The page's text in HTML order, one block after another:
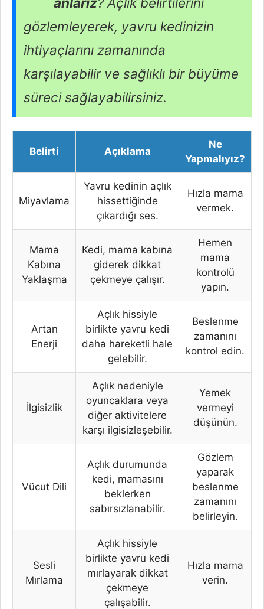
gözlemleyerek, yavru kedinizin
ihtiyaçlarını zamanında
karşılayabilir ve sağlıklı bir büyüme
süreci sağlayabilirsiniz.
Belirti Açıklama
Ne
Yapmalıyız?
Miyavlama
Yavru kedinin açlık
hissettiğinde
çıkardığı ses.
Hızla mama
vermek.
Mama
Kabına
Yaklaşma
Kedi, mama kabına
giderek dikkat
çekmeye çalışır.
Hemen
mama
kontrolü
yapın.
Artan
Enerji
Açlık hissiyle
birlikte yavru kedi
daha hareketli hale
gelebilir.
Beslenme
zamanını
kontrol edin.
İlgisizlik
Açlık nedeniyle
oyuncaklara veya
diğer aktivitelere
karşı ilgisizleşebilir.
Yemek
vermeyi
düşünün.
Vücut Dili
Açlık durumunda
kedi, mamasını
beklerken
sabırsızlanabilir.
Gözlem
yaparak
beslenme
zamanını
belirleyin.
Sesli
Mırlama
Açlık hissiyle
birlikte yavru kedi
mırlayarak dikkat
çekmeye
çalışabilir.
Hızla mama
verin.